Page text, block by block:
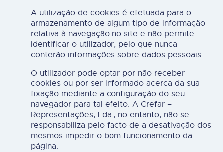
A utilização de cookies é efetuada para o
armazenamento de algum tipo de informação
relativa à navegação no site e não permite
identificar o utilizador, pelo que nunca
conterão informações sobre dados pessoais.
O utilizador pode optar por não receber
cookies ou por ser informado acerca da sua
fixação mediante a configuração do seu
navegador para tal efeito. A Crefar –
Representações, Lda., no entanto, não se
responsabiliza pelo facto de a desativação dos
mesmos impedir o bom funcionamento da
página.